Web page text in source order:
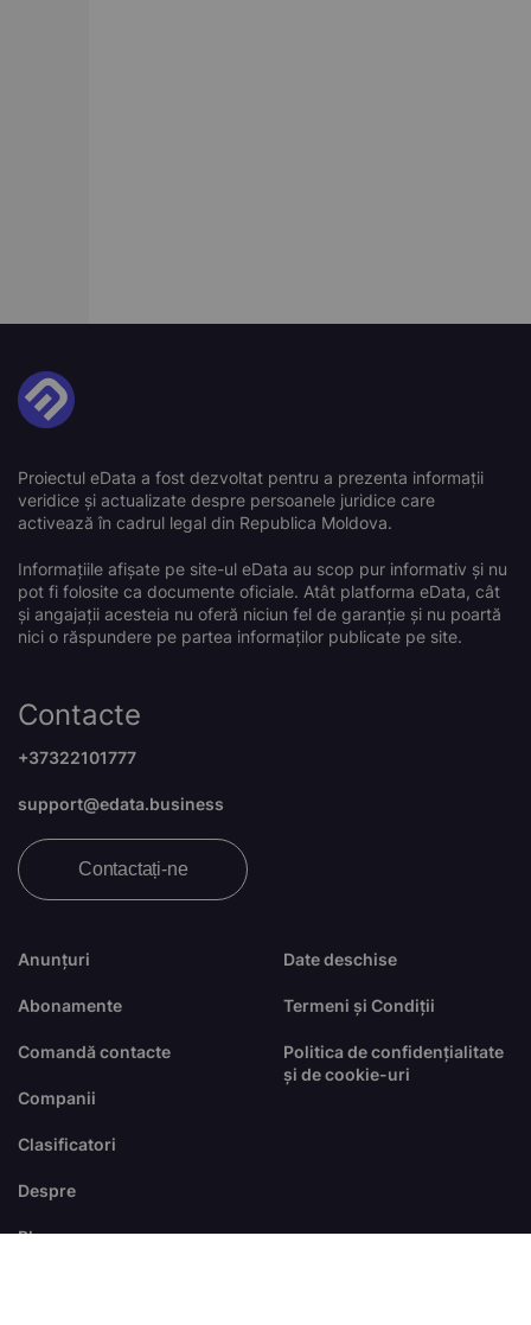
Proiectul eData a fost dezvoltat pentru a prezenta informații
veridice și actualizate despre persoanele juridice care
activează în cadrul legal din Republica Moldova.
Informațiile afișate pe site-ul eData au scop pur informativ și nu
pot fi folosite ca documente oficiale. Atât platforma eData, cât
și angajații acesteia nu oferă niciun fel de garanție și nu poartă
nici o răspundere pe partea informaților publicate pe site.
Anunțuri
Abonamente
Comandă contacte
Companii
Clasificatori
Despre
Blog
Date deschise
Termeni și Condiții
Politica de confidențialitate
și de cookie-uri
Contacte
+37322101777
support@edata.business
Contactați-ne